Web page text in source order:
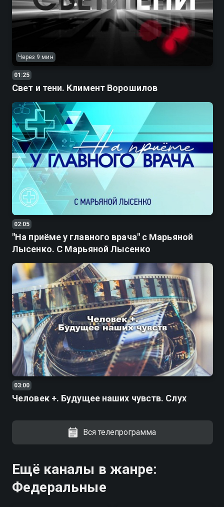
Через 9 мин
01:25
Свет и тени. Климент Ворошилов
02:05
"На приёме у главного врача" с Марьяной
Лысенко. С Марьяной Лысенко
03:00
Человек +. Будущее наших чувств. Слух
Вся телепрограмма
Ещё каналы в жанре:
Федеральные